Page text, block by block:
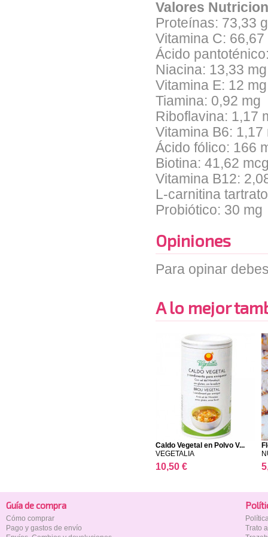
Valores
Proteínas: 73,33 g
Vitamina C: 66,67
Ácido
Niacina: 13,33 mg
Vitamina E: 12 mg
Tiamina: 0,92 mg
Riboflavina: 1,17
Vitamina B6: 1,17
Ácido fólico: 166
Biotina: 41,62
Vitamina B12:
L-carnitina
Probiótico: 30 mg
Opiniones
Para opinar
A lo mejor
Caldo Vegetal en Polvo V...
VEGETALIA
10,50 €
Guía de compra
Cómo comprar
Pago y gastos de envío
Trato